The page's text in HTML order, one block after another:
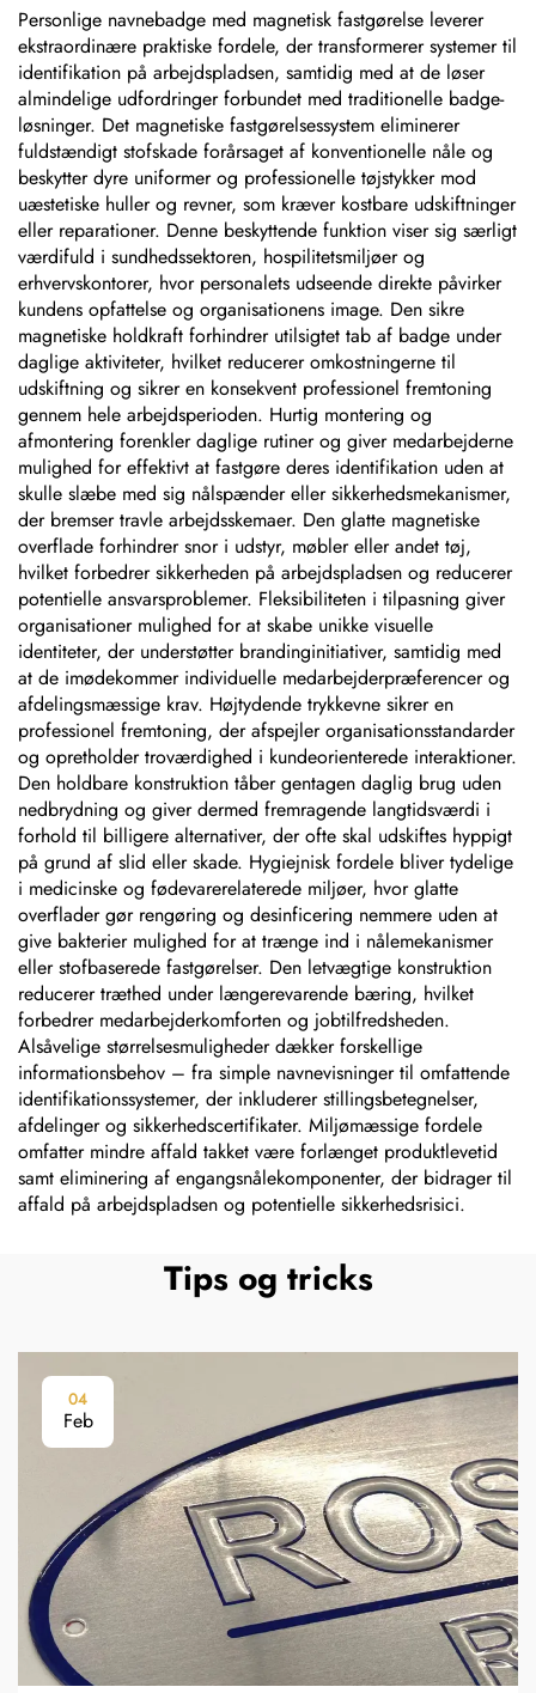
aluminiums-
maskinnavneskilte
Personlige navnebadge med magnetisk fastgørelse leverer
ekstraordinære praktiske fordele, der transformerer systemer til
identifikation på arbejdspladsen, samtidig med at de løser
almindelige udfordringer forbundet med traditionelle badge-
løsninger. Det magnetiske fastgørelsessystem eliminerer
fuldstændigt stofskade forårsaget af konventionelle nåle og
beskytter dyre uniformer og professionelle tøjstykker mod
uæstetiske huller og revner, som kræver kostbare udskiftninger
eller reparationer. Denne beskyttende funktion viser sig særligt
værdifuld i sundhedssektoren, hospilitetsmiljøer og
erhvervskontorer, hvor personalets udseende direkte påvirker
kundens opfattelse og organisationens image. Den sikre
magnetiske holdkraft forhindrer utilsigtet tab af badge under
daglige aktiviteter, hvilket reducerer omkostningerne til
udskiftning og sikrer en konsekvent professionel fremtoning
gennem hele arbejdsperioden. Hurtig montering og
afmontering forenkler daglige rutiner og giver medarbejderne
mulighed for effektivt at fastgøre deres identifikation uden at
skulle slæbe med sig nålspænder eller sikkerhedsmekanismer,
der bremser travle arbejdsskemaer. Den glatte magnetiske
overflade forhindrer snor i udstyr, møbler eller andet tøj,
hvilket forbedrer sikkerheden på arbejdspladsen og reducerer
potentielle ansvarsproblemer. Fleksibiliteten i tilpasning giver
organisationer mulighed for at skabe unikke visuelle
identiteter, der understøtter brandinginitiativer, samtidig med
at de imødekommer individuelle medarbejderpræferencer og
afdelingsmæssige krav. Højtydende trykkevne sikrer en
professionel fremtoning, der afspejler organisationsstandarder
og opretholder troværdighed i kundeorienterede interaktioner.
Den holdbare konstruktion tåber gentagen daglig brug uden
nedbrydning og giver dermed fremragende langtidsværdi i
forhold til billigere alternativer, der ofte skal udskiftes hyppigt
på grund af slid eller skade. Hygiejnisk fordele bliver tydelige
i medicinske og fødevarerelaterede miljøer, hvor glatte
overflader gør rengøring og desinficering nemmere uden at
give bakterier mulighed for at trænge ind i nålemekanismer
eller stofbaserede fastgørelser. Den letvægtige konstruktion
reducerer træthed under længerevarende bæring, hvilket
forbedrer medarbejderkomforten og jobtilfredsheden.
Alsåvelige størrelsesmuligheder dækker forskellige
informationsbehov – fra simple navnevisninger til omfattende
identifikationssystemer, der inkluderer stillingsbetegnelser,
afdelinger og sikkerhedscertifikater. Miljømæssige fordele
omfatter mindre affald takket være forlænget produktlevetid
samt eliminering af engangsnålekomponenter, der bidrager til
affald på arbejdspladsen og potentielle sikkerhedsrisici.
Tips og tricks
04
Feb